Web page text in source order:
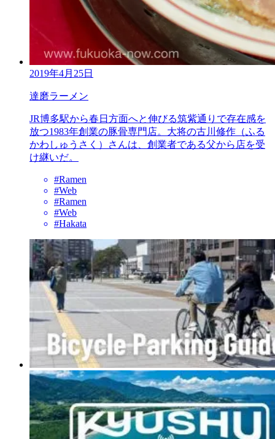
2019年4月25日
達磨ラーメン
JR博多駅から春日方面へと伸びる筑紫通りで存在感を
放つ1983年創業の豚骨専門店。大将の古川修作（ふる
かわしゅうさく）さんは、創業者である父から店を受
け継いだ。
#Ramen
#Web
#Ramen
#Web
#Hakata